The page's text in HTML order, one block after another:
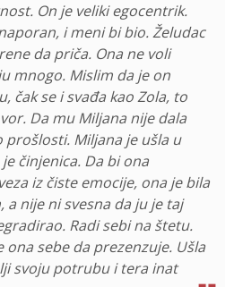
On je veliki egocentrik.
i meni bi bio. Želudac
da priča. Ona ne voli
mnogo. Mislim da je on
čak se i svađa kao Zola, to
Da mu Miljana nije dala
prošlosti. Miljana je ušla u
činjenica. Da bi ona
iz čiste emocije, ona je bila
nije ni svesna da ju je taj
Radi sebi na štetu.
ona sebe da prezenzuje. Ušla
svoju potrubu i tera inat